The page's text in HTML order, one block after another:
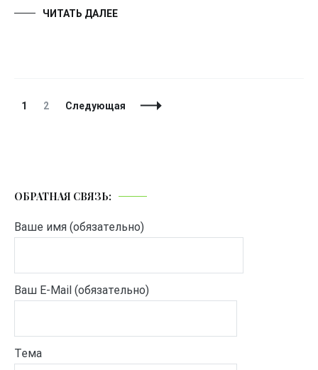
ЧИТАТЬ ДАЛЕЕ
Навигация
Страница
1 Страница
2 Следующая
ОБРАТНАЯ СВЯЗЬ:
Ваше имя (обязательно)
Ваш E-Mail (обязательно)
Тема